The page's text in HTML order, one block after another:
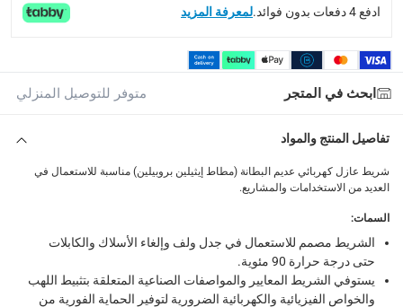
ادفع 4 دفعات بدون فوائد. لمعرفة المزيد
ابحث في المتجر متوفر للتوصيل المنزلي
تفاصيل المنتج والمواد
شريط عازل كهربائي عديم البطانة (مطاط إيثيلين بروبيلين) مناسبة للاستعمال في
العديد من الاستخدامات والمشاريع.
السمات:
الشريط مصمم للاستعمال في جدل ولف وإلغاء الأسلاك والكابلات
حتى درجة حرارة 90 مئوية.
يستوفي الشريط المعايير والمواصفات الصناعية المتعلقة بتثبيط اللهب
والخواص الفيزيائية والكهربائية الضرورية لتوفير الحماية الفورية من